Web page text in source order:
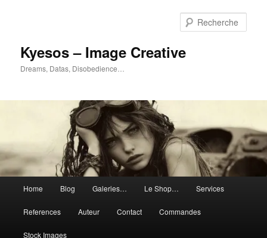
Kyesos – Image Creative
Dreams, Datas, Disobedience…
principal
Home Blog Galeries… Le Shop… Services
References Auteur Contact Commandes
Stock Images